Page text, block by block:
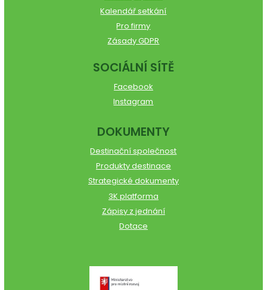
Kalendář setkání
Pro firmy
Zásady GDPR
SOCIÁLNÍ SÍTĚ
Facebook
Instagram
DOKUMENTY
Destinační společnost
Produkty destinace
Strategické dokumenty
3K platforma
Zápisy z jednání
Dotace